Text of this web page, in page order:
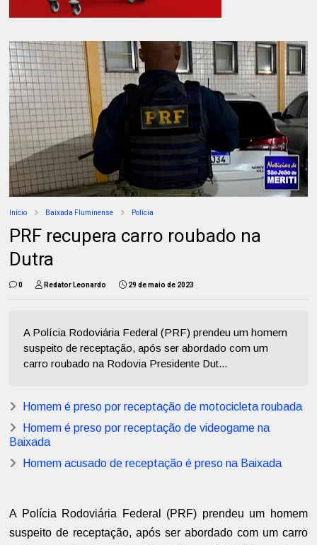
Início Baixada Fluminense Polícia
PRF recupera carro roubado na
Dutra
0 Redator Leonardo 29 de maio de 2023
A Polícia Rodoviária Federal (PRF) prendeu um homem
suspeito de receptação, após ser abordado com um
carro roubado na Rodovia Presidente Dut...
Homem é preso por receptação de motocicleta roubada
Homem é preso por receptação de videogame na
Baixada
Homem acusado de receptação é preso na Baixada
A Polícia Rodoviária Federal (PRF) prendeu um homem
suspeito de receptação, após ser abordado com um carro